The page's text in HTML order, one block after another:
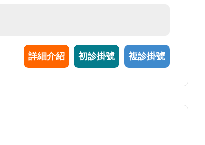
疾病治癒
詳細介紹 初診掛號 複診掛號